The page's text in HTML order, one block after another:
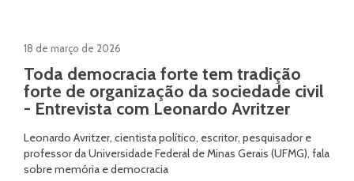
18 de março de 2026
Toda democracia forte tem tradição
forte de organização da sociedade civil
- Entrevista com Leonardo Avritzer
Leonardo Avritzer, cientista político, escritor, pesquisador e
professor da Universidade Federal de Minas Gerais (UFMG), fala
sobre memória e democracia